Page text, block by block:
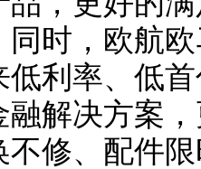
时，欧航
低利率、低
融解决方案
修、配件